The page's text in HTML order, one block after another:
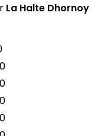
La Halte Dhornoy